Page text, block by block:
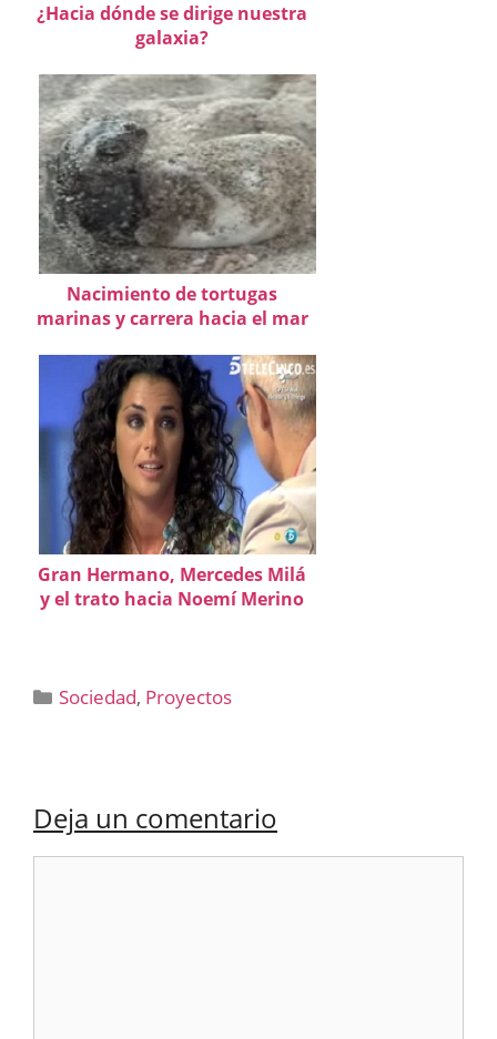
¿Hacia dónde se dirige nuestra
galaxia?
Nacimiento de tortugas
marinas y carrera hacia el mar
Gran Hermano, Mercedes Milá
y el trato hacia Noemí Merino
Categorías
Sociedad, Proyectos
Deja un comentario